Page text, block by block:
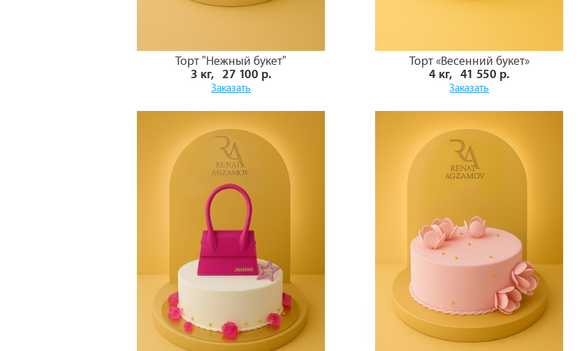
Торт "Нежный букет"
3 кг, 27 100 р.
Заказать
Торт «Весенний букет»
4 кг, 41 550 р.
Заказать